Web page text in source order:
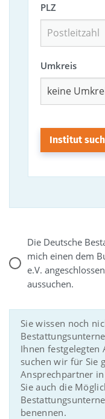
PLZ
Umkreis
Die Deutsche
mich einen dem
e.V.
aussuchen.
Sie wissen noch
Ihnen festgelegten
suchen wir für Sie
Ansprechpartner
Sie auch die
benennen.